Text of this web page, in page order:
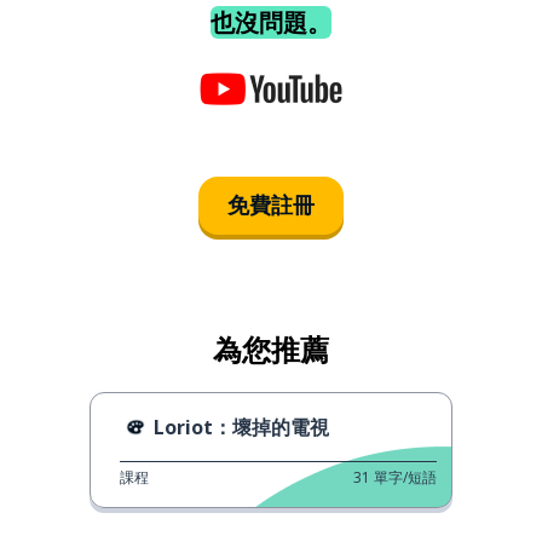
也沒問題。
免費註冊
為您推薦
Loriot：壞掉的電視
課程 31 單字/短語